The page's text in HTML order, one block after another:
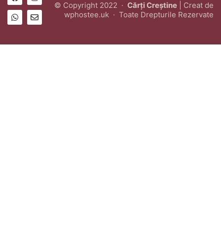
© Copyright 2022 · Cărți Creștine | Creat de
wphostee.uk · Toate Drepturile Rezervate